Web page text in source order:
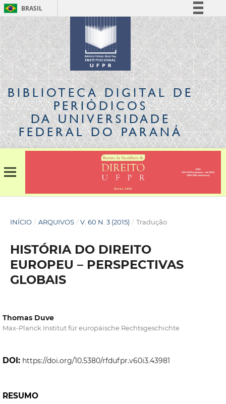
BRASIL
Simplifique!
Comunica BR
Participe
Acesso à informação
Legislação
Canais
BIBLIOTECA DIGITALDE
PERIÓDICOS
DA UNIVERSIDADE
FEDERAL DO PARANÁ
INÍCIO / ARQUIVOS / V. 60 N. 3 (2015) / Tradução
HISTÓRIA DO DIREITO
EUROPEU – PERSPECTIVAS
GLOBAIS
Thomas Duve
Max-Planck Institut für europäische Rechtsgeschichte
DOI: https://doi.org/10.5380/rfdufpr.v60i3.43981
RESUMO